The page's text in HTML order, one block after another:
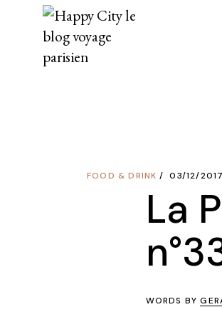
content
FOOD & DRINK 03/12/2017
La
WORDS BY